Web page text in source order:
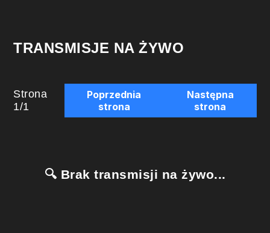
TRANSMISJE NA ŻYWO
Strona
1/1
Poprzednia
strona
Następna
strona
🔍 Brak transmisji na żywo...